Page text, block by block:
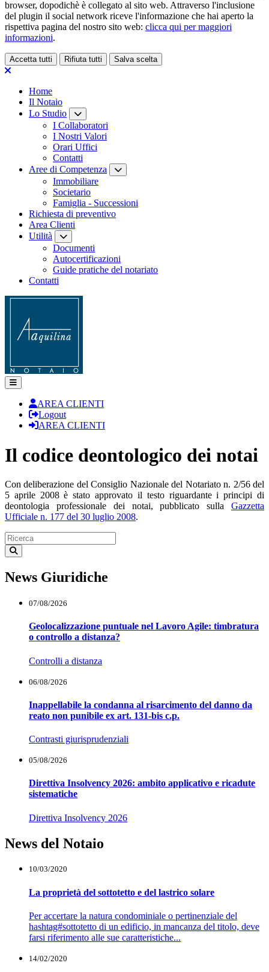
browser, dopodichè è collegato al sito web. Attraverso l'inclusione
del plugin il social network riceve l'informazione che hai aperto la
rispettiva pagina del nostro sito web: clicca qui per maggiori
informazioni.
Accetta tutti Rifiuta tutti Salva scelta
Loading...
Home
Il Notaio
Lo Studio
I Collaboratori
I Nostri Valori
Orari Uffici
Contatti
Aree di Competenza
Immobiliare
Societario
Famiglia - Successioni
Richiesta di preventivo
Area Clienti
Utilità
Documenti
Autocertificazioni
Guide pratiche del notariato
Contatti
AREA CLIENTI
Logout
AREA CLIENTI
Il codice deontologico dei notai
Con deliberazione del Consiglio Nazionale del Notariato n. 2/56 del
5 aprile 2008 è stato approvato il testo riguardante i principi di
deontologia professionale dei notai, pubblicato sulla Gazzetta
Ufficiale n. 177 del 30 luglio 2008.
News Giuridiche
07/08/2026
Geolocalizzazione puntuale nel Lavoro Agile: timbratura
o controllo a distanza?
Controlli a distanza
06/08/2026
Inappellabile la condanna al risarcimento del danno da
reato non punibile ex art. 131-bis c.p.
Contrasti giurisprudenziali
05/08/2026
Direttiva Insolvency 2026: ambito applicativo e ricadute
sistematiche
Direttiva Insolvency 2026
News del Notaio
10/03/2020
La proprietà del sottotetto e del lastrico solare
Per accertare la natura condominiale o pertinenziale del
hashtag#sottotetto di un edificio, in mancanza del titolo, deve
farsi riferimento alle sue caratteristiche...
14/02/2020